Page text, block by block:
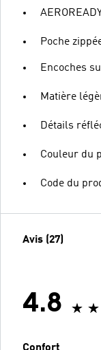
Poche
Encoches
Matière
Détails
Couleur du
Code du
Avis (27)
4.8